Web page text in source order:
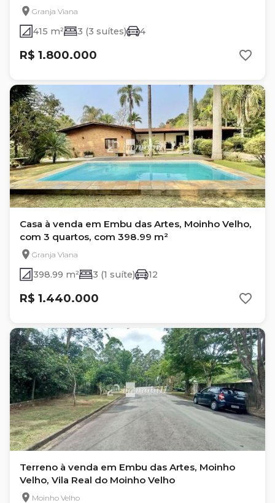
VelhoGranja Viana
415 m² 3 (3 suítes) 4
R$ 1.800.000
Casa à venda em Embu das Artes, Moinho Velho,
com 3 quartos, com 398.99 m²
Granja Viana
398.99 m² 3 (1 suíte) 12
R$ 1.440.000
Terreno à venda em Embu das Artes, Moinho
Velho, Vila Real do Moinho Velho
Moinho Velho